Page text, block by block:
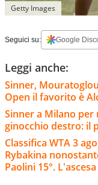
Getty Images
Seguici su: Google
Leggi anche:
Sinner,
Open il favorito è
Sinner a Milano
ginocchio destro: il
Classifica WTA 3
Rybakina
Paolini 15°.